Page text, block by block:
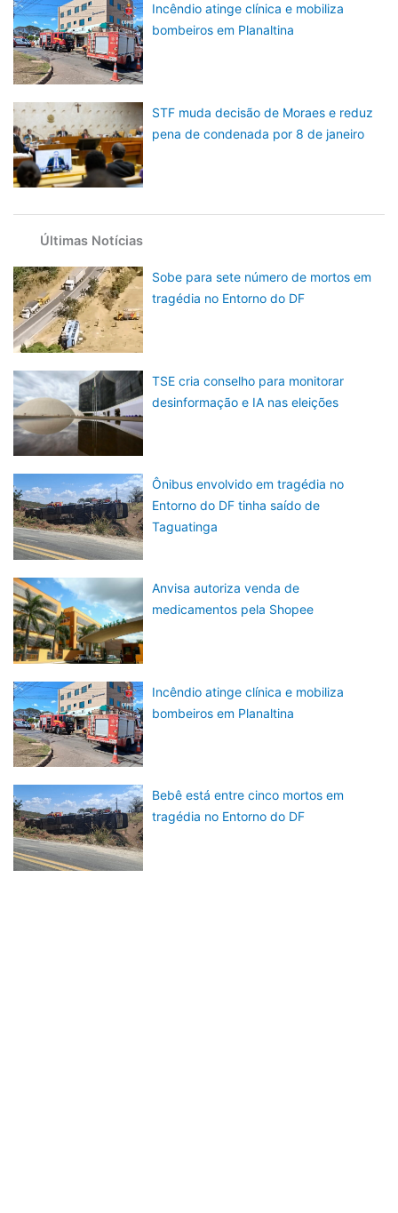
Incêndio atinge clínica e mobiliza
bombeiros em Planaltina
STF muda decisão de Moraes e reduz
pena de condenada por 8 de janeiro
Últimas Notícias
Sobe para sete número de mortos em
tragédia no Entorno do DF
TSE cria conselho para monitorar
desinformação e IA nas eleições
Ônibus envolvido em tragédia no
Entorno do DF tinha saído de
Taguatinga
Anvisa autoriza venda de
medicamentos pela Shopee
Incêndio atinge clínica e mobiliza
bombeiros em Planaltina
Bebê está entre cinco mortos em
tragédia no Entorno do DF